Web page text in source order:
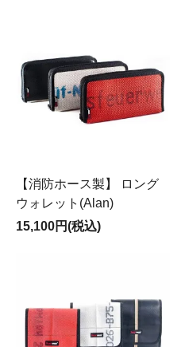
【消防ホース製】 ロング
ウォレット(Alan)
15,100円(税込)